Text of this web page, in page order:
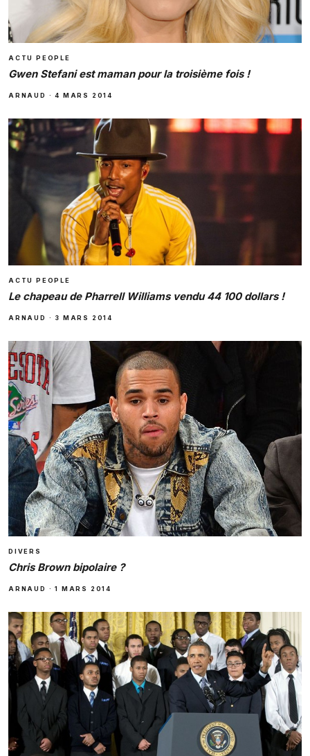
ACTU PEOPLE
Gwen Stefani est maman pour la troisième fois !
ARNAUD ·4 MARS 2014
ACTU PEOPLE
Le chapeau de Pharrell Williams vendu 44 100 dollars !
ARNAUD · 3 MARS 2014
DIVERS
Chris Brown bipolaire ?
ARNAUD ·1 MARS 2014